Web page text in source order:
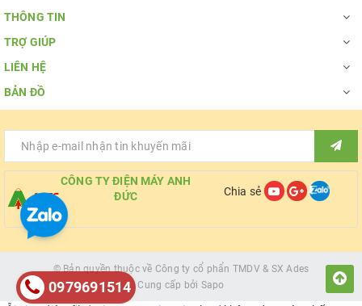
THÔNG TIN
TRỢ GIÚP
LIÊN HỆ
BẢN ĐỒ
CÔNG TY ĐIỆN MÁY ANH
ĐỨC
Chia sẻ
© Bản quyền thuộc về Công ty cổ phẩn TMDV & SX Ades
Cung cấp bởi Sapo
0979691514